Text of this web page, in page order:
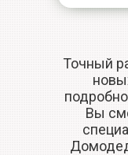
Точный
Вы